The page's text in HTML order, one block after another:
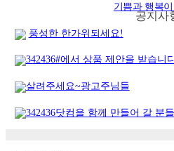
[04-01]
향긋한 봄
효능..[03-29]
[건강] 봄에 심해
예방수..[03-28]
[보도자료/칼럼]
공간 ‘오키친 ..
[보도자료/칼럼]
손잡고 ‘갓생폭..
[건강] 무조건 탄
공지사
기쁨과 행복
풍성한 한가위되세요!
342436#에서 상품 제안을 받습니
살려주세요~광고주님들
342436닷컴을 함께 만들어 갈 분